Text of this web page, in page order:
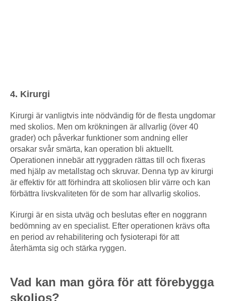
4. Kirurgi
Kirurgi är vanligtvis inte nödvändig för de flesta ungdomar
med skolios. Men om krökningen är allvarlig (över 40
grader) och påverkar funktioner som andning eller
orsakar svår smärta, kan operation bli aktuellt.
Operationen innebär att ryggraden rättas till och fixeras
med hjälp av metallstag och skruvar. Denna typ av kirurgi
är effektiv för att förhindra att skoliosen blir värre och kan
förbättra livskvaliteten för de som har allvarlig skolios.
Kirurgi är en sista utväg och beslutas efter en noggrann
bedömning av en specialist. Efter operationen krävs ofta
en period av rehabilitering och fysioterapi för att
återhämta sig och stärka ryggen.
Vad kan man göra för att förebygga
skolios?